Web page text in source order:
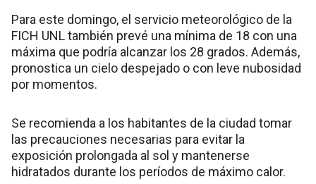
Para este domingo, el servicio meteorológico de la
FICH UNL también prevé una mínima de 18 con una
máxima que podría alcanzar los 28 grados. Además,
pronostica un cielo despejado o con leve nubosidad
por momentos.
Se recomienda a los habitantes de la ciudad tomar
las precauciones necesarias para evitar la
exposición prolongada al sol y mantenerse
hidratados durante los períodos de máximo calor.